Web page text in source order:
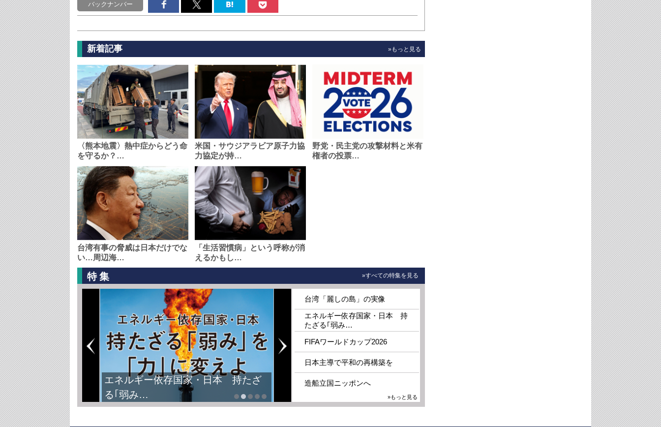
バックナンバー
新着記事 »もっと見る
〈熊本地震〉熱中症からどう命
を守るか？…
米国・サウジアラビア原子力協
力協定が持…
野党・民主党の攻撃材料と米有
権者の投票…
台湾有事の脅威は日本だけでな
い…周辺海…
「生活習慣病」という呼称が消
えるかもし…
特集 »すべての特集を見る
エネルギー依存国家・日本 持たざ
る｢弱み…
台湾「麗しの島」の実像
エネルギー依存国家・日本 持
たざる｢弱み…
FIFAワールドカップ2026
日本主導で平和の再構築を
造船立国ニッポンへ
»もっと見る